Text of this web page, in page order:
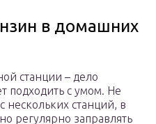
в домашних
станции – дело
подходить с умом. Не
нескольких станций, в
регулярно заправлять